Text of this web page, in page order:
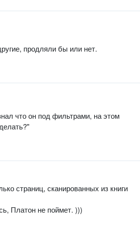
продляли бы или нет.
что он под фильтрами, на этом
страниц, сканированных из книги
Платон не поймет. )))